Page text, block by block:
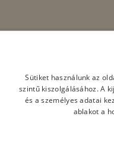
Sütiket használunk az
szintű kiszolgálásához. A
és a személyes adatai
ablakot a